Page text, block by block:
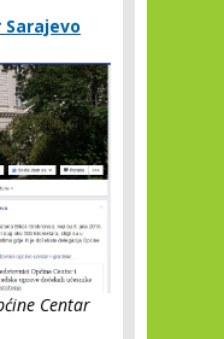
Sarajevo
Centar